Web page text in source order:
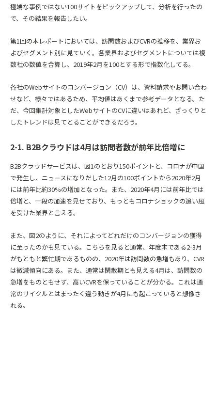
極端な事例ではない100サイトをピックアップして、分析を行ったの
で、その結果を報告したい。
第1回の本レポートにおいては、訪問数およびCVRの推移を、業界お
よびセグメント別に見ていく。各業界およびセグメントについては複
数社の数値を合算し、2019年2月を100とする形で指数化してる。
各社のWebサイトのコンバージョン（CV）は、資料請求やお問い合わ
せなど、様々ではあるため、平均値はあくまで参考データとなる。た
だ、今回集計対象としたWebサイトのCVに違いはあれど、ざっくりと
したトレンドは見てとることができるだろう。
2-1. B2Bクラウドは4月は訪問者数が前年比倍増に
B2Bクラウドサービスは、図1のとおり150ポイントと、コロナが中国
で発生し、ニュースになりだした12月の100ポイントから2020年2月
には前年比約30%の増加となった。また、2020年4月には前年比では
倍増と、一段の加速を見せており、もっともコロナショックの追い風
を受けた業界と言える。
また、図2のように、それによってどれだけのコンバージョンの獲得
に至ったのかも見ている。こちらを見ると通常、年度末である2-3月
がもともと繁忙期であるものの、2020年は訪問数の急増もあり、CVR
は微減傾向にある。また、通常は閑散期とも見える4月は、訪問数の
急増をものともせず、高いCVRを保っていることが分かる。これは通
常のサイクルとはまったく違う動きが4月にも起こっていると想像さ
れる。